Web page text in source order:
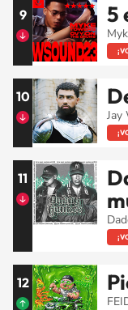
9 5
10
Jay
11
12